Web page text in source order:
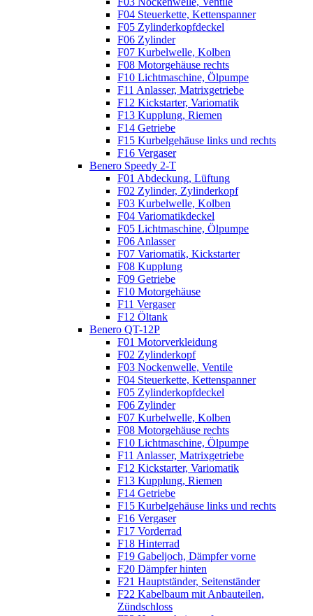
F04 Steuerkette, Kettenspanner
F05 Zylinderkopfdeckel
F06 Zylinder
F07 Kurbelwelle, Kolben
F08 Motorgehäuse rechts
F10 Lichtmaschine, Ölpumpe
F11 Anlasser, Matrixgetriebe
F12 Kickstarter, Variomatik
F13 Kupplung, Riemen
F14 Getriebe
F15 Kurbelgehäuse links und rechts
F16 Vergaser
Benero Speedy 2-T
F01 Abdeckung, Lüftung
F02 Zylinder, Zylinderkopf
F03 Kurbelwelle, Kolben
F04 Variomatikdeckel
F05 Lichtmaschine, Ölpumpe
F06 Anlasser
F07 Variomatik, Kickstarter
F08 Kupplung
F09 Getriebe
F10 Motorgehäuse
F11 Vergaser
F12 Öltank
Benero QT-12P
F01 Motorverkleidung
F02 Zylinderkopf
F03 Nockenwelle, Ventile
F04 Steuerkette, Kettenspanner
F05 Zylinderkopfdeckel
F06 Zylinder
F07 Kurbelwelle, Kolben
F08 Motorgehäuse rechts
F10 Lichtmaschine, Ölpumpe
F11 Anlasser, Matrixgetriebe
F12 Kickstarter, Variomatik
F13 Kupplung, Riemen
F14 Getriebe
F15 Kurbelgehäuse links und rechts
F16 Vergaser
F17 Vorderrad
F18 Hinterrad
F19 Gabeljoch, Dämpfer vorne
F20 Dämpfer hinten
F21 Hauptständer, Seitenständer
F22 Kabelbaum mit Anbauteilen,
Zündschloss